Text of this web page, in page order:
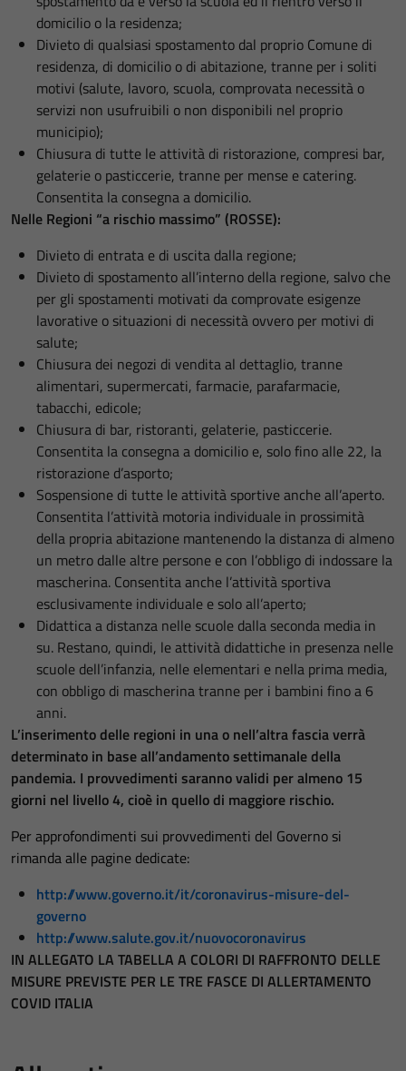
domicilio o la residenza;
Divieto di qualsiasi spostamento dal proprio Comune di
residenza, di domicilio o di abitazione, tranne per i soliti
motivi (salute, lavoro, scuola, comprovata necessità o
servizi non usufruibili o non disponibili nel proprio
municipio);
Chiusura di tutte le attività di ristorazione, compresi bar,
gelaterie o pasticcerie, tranne per mense e catering.
Consentita la consegna a domicilio.
Nelle Regioni “a rischio massimo” (ROSSE):
Divieto di entrata e di uscita dalla regione;
Divieto di spostamento all’interno della regione, salvo che
per gli spostamenti motivati da comprovate esigenze
lavorative o situazioni di necessità ovvero per motivi di
salute;
Chiusura dei negozi di vendita al dettaglio, tranne
alimentari, supermercati, farmacie, parafarmacie,
tabacchi, edicole;
Chiusura di bar, ristoranti, gelaterie, pasticcerie.
Consentita la consegna a domicilio e, solo fino alle 22, la
ristorazione d’asporto;
Sospensione di tutte le attività sportive anche all’aperto.
Consentita l’attività motoria individuale in prossimità
della propria abitazione mantenendo la distanza di almeno
un metro dalle altre persone e con l’obbligo di indossare la
mascherina. Consentita anche l’attività sportiva
esclusivamente individuale e solo all’aperto;
Didattica a distanza nelle scuole dalla seconda media in
su. Restano, quindi, le attività didattiche in presenza nelle
scuole dell’infanzia, nelle elementari e nella prima media,
con obbligo di mascherina tranne per i bambini fino a 6
anni.
L’inserimento delle regioni in una o nell’altra fascia verrà
determinato in base all’andamento settimanale della
pandemia. I provvedimenti saranno validi per almeno 15
giorni nel livello 4, cioè in quello di maggiore rischio.
Per approfondimenti sui provvedimenti del Governo si
rimanda alle pagine dedicate:
http://www.governo.it/it/coronavirus-misure-del-
governo
http://www.salute.gov.it/nuovocoronavirus
IN ALLEGATO LA TABELLA A COLORI DI RAFFRONTO DELLE
MISURE PREVISTE PER LE TRE FASCE DI ALLERTAMENTO
COVID ITALIA
Questi cookie
per il
funzionamento
del sito e non